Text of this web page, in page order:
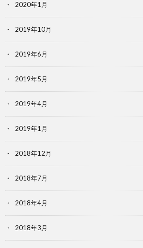
2020年1月
2019年10月
2019年6月
2019年5月
2019年4月
2019年1月
2018年12月
2018年7月
2018年4月
2018年3月